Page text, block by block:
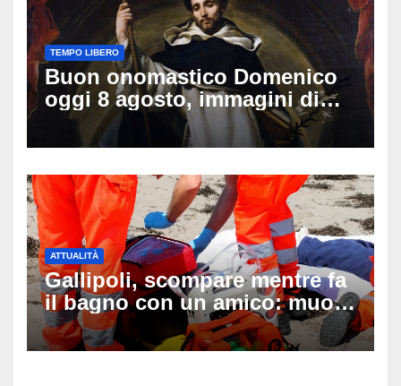
TEMPO LIBERO
Buon onomastico Domenico
oggi 8 agosto, immagini di
auguri da condividere
ATTUALITÀ
Gallipoli, scompare mentre fa
il bagno con un amico: muore
a 19 anni dopo 45 minuti di
disperati tentativi di